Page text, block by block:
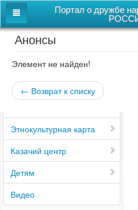
Портал о дружбе
Главная
Дом дружбы народов
Новости
Этнокультурная карта
Казачий центр
Детям
Видео
Анонсы
Элемент не найден!
← Возврат к списку